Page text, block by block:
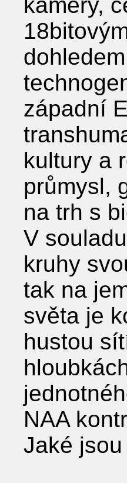
západní
kultury a
průmysl,
na trh s
V
kruhy
tak na
světa je
hustou
NAA
Jaké